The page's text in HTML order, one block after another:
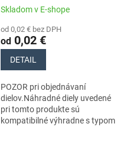
Skladom v E-shope
od 0,02 € bez DPH
od 0,02 €
DETAIL
POZOR pri objednávaní
dielov.Náhradné diely uvedené
pri tomto produkte sú
kompatibilné výhradne s typom